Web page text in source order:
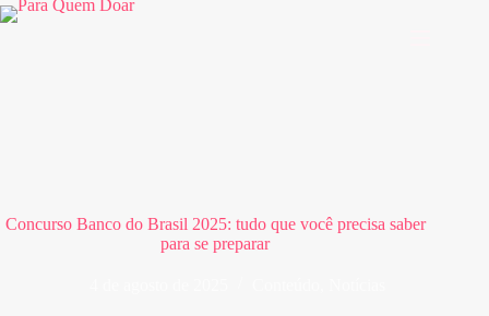
Pular
para
Concurso Banco do Brasil 2025: tudo que você precisa saber
para se preparar